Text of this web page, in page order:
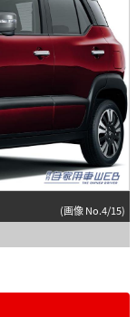
(画像 No.4/15)